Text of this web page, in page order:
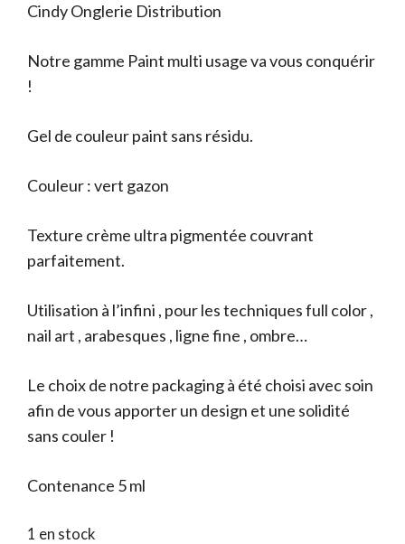
Cindy Onglerie Distribution
Notre gamme Paint multi usage va vous conquérir
!
Gel de couleur paint sans résidu.
Couleur : vert gazon
Texture crème ultra pigmentée couvrant
parfaitement.
Utilisation à l’infini , pour les techniques full color ,
nail art , arabesques , ligne fine , ombre…
Le choix de notre packaging à été choisi avec soin
afin de vous apporter un design et une solidité
sans couler !
Contenance 5 ml
1 en stock